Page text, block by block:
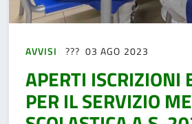
AVVISI 03 AGO 2023
APERTI ISCRIZIONI
PER IL SERVIZIO